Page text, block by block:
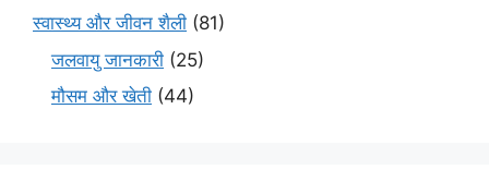
स्वास्थ्य और जीवन शैली (81)
जलवायु जानकारी (25)
मौसम और खेती (44)